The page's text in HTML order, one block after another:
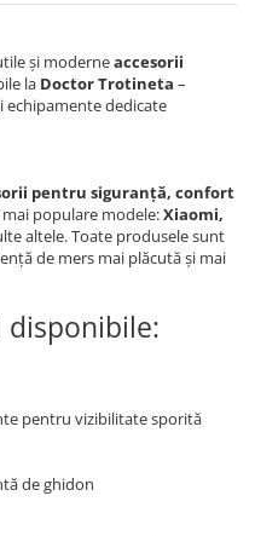
și moderneaccesorii
la Doctor Trotineta –
echipamente dedicate
pentru siguranță, confort
populare modele:Xiaomi,
altele. Toate produsele sunt
de mers mai plăcută și mai
disponibile:
pentru vizibilitate sporită
de ghidon